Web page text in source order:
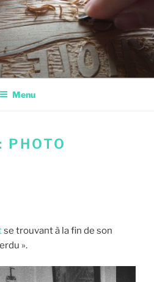
Menu
PHOTO
se trouvant à la fin de son
».